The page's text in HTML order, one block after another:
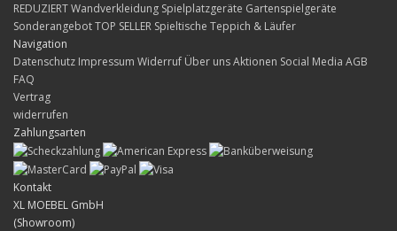
REDUZIERTWandverkleidung Spielplatzgeräte Gartenspielgeräte
SonderangebotTOP SELLER Spieltische Teppich & Läufer
Navigation
Datenschutz Impressum Widerruf Über unsAktionen Social Media AGB
FAQ
Vertrag
widerrufen
Zahlungsarten
Kontakt
XL MOEBEL GmbH
(Showroom)